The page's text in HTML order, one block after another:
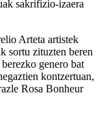
sakrifizio-izaera
Arteta artistek
sortu zituzten beren
genero bat
kontzertuan,
Rosa Bonheur